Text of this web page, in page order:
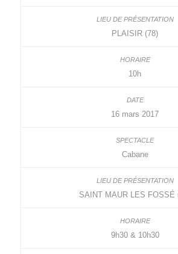
PLAISIR (78)
10h
16 mars 2017
Cabane
SAINT MAUR LES FOSSÉ
9h30 & 10h30